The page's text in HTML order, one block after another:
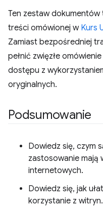
Ten zestaw
treści omówionej w Kurs
Zamiast bezpośredniej
pełnić zwięzłe
dostępu z
oryginalnych.
Podsumowanie
Dowiedz się, czym
zastosowanie mają
internetowych.
Dowiedz się, jak
korzystanie z witryn.